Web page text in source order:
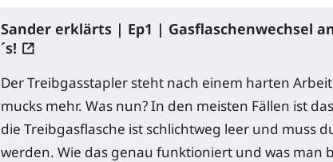
Sander erklärts | Ep1 | Gasflaschenwechsel
´s!
Der Treibgasstapler steht nach einem harten
mucks mehr. Was nun? In den meisten Fällen ist
die Treibgasflasche ist schlichtweg leer und muss
werden. Wie das genau funktioniert und was man